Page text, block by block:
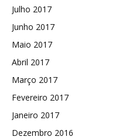
Julho 2017
Junho 2017
Maio 2017
Abril 2017
Março 2017
Fevereiro 2017
Janeiro 2017
Dezembro 2016